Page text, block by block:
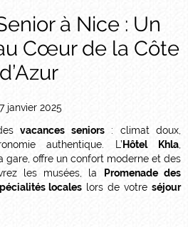
à Nice : Un
Cœur de la Côte
d’Azur
janvier 2025
vacances seniors: climat doux,
authentique. L’ Hôtel Khla
gare, offre un confort moderne et des
les musées, la
Promenade des
locales lors de votreséjour